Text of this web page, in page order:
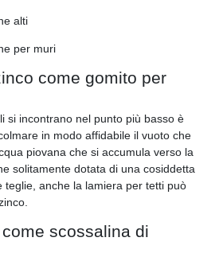
alti
per muri
come gomito per
si incontrano nel punto più basso è
in modo affidabile il vuoto che
piovana che si accumula verso la
solitamente dotata di una cosiddetta
teglie, anche la lamiera per tetti può
scossalina di